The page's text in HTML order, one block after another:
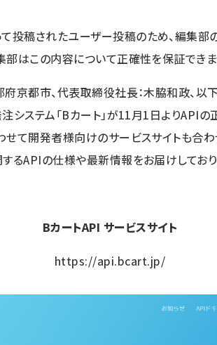
投稿されたユーザー投稿のため、編集部
部はこの内容について正確性を保証できま
京都市、代表取締役社長：木脇和政、以下
システム「Bカート」が11月1日よりAPI
せて開発者様向けのサービスサイトも合わ
るAPIの仕様や最新情報をお届けしており
BカートAPI サービスサイト
https://api.bcart.jp/